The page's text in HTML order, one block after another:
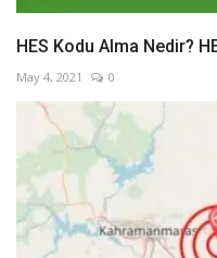
HES Kodu Alma Nedir?
May 4, 2021 0